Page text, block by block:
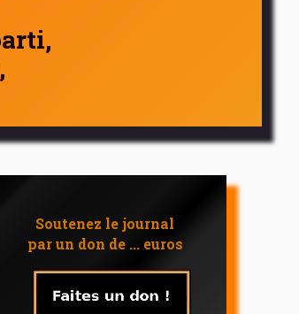
Soutenez le journal
par un don de ... euros